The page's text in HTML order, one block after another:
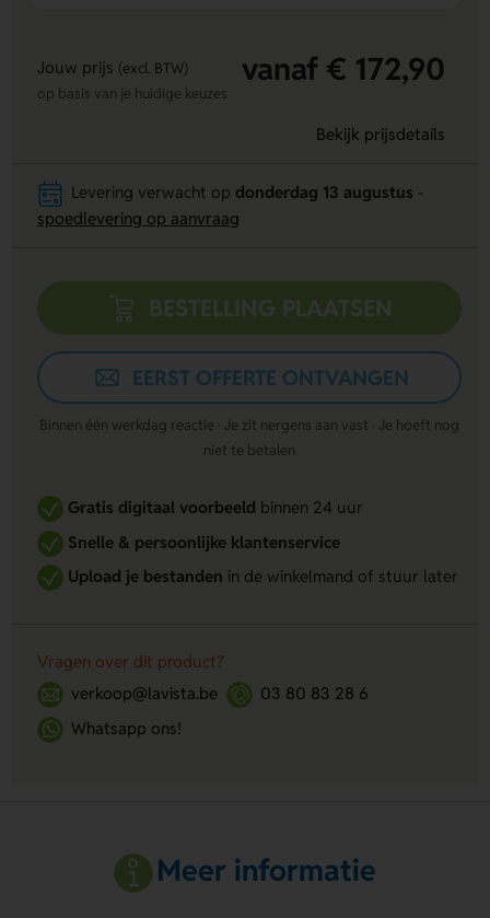
Jouw prijs (excl. BTW) vanaf € 172,90
op basis van je huidige keuzes
Bekijk prijsdetails
Levering verwacht op donderdag 13 augustus
spoedlevering op aanvraag
BESTELLING PLAATSEN
EERST OFFERTE ONTVANGEN
Binnen één werkdag reactie · Je zit nergens aan vast · Je hoeft nog
niet te betalen
Gratis digitaal voorbeeldbinnen 24 uur
Snelle & persoonlijke klantenservice
Upload je bestanden in de winkelmand of stuur later
Vragen over dit product?
verkoop@lavista.be
03 80 83 28 6
Whatsapp ons!
Meer informatie